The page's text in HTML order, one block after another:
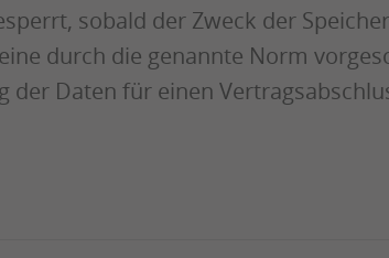
sobald der Zweck der
durch die genannte Norm
Daten für einen